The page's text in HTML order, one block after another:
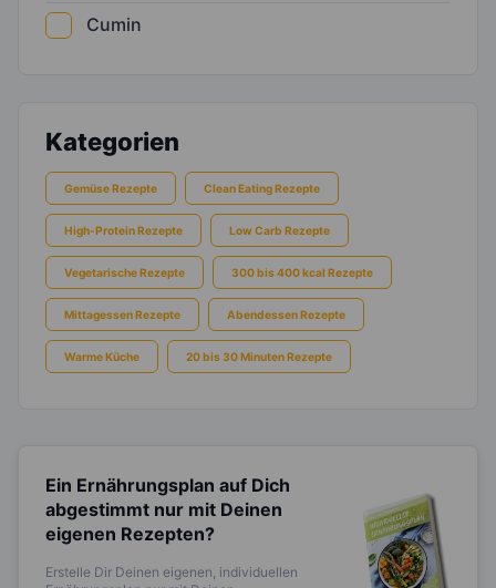
Cumin
Kategorien
Gemüse Rezepte Clean Eating Rezepte
High-Protein Rezepte Low Carb Rezepte
Vegetarische Rezepte 300 bis 400 kcal Rezepte
Mittagessen Rezepte Abendessen Rezepte
Warme Küche 20 bis 30 Minuten Rezepte
Ein Ernährungsplan auf Dich
abgestimmt nur mit Deinen
eigenen Rezepten?
Erstelle Dir Deinen eigenen, individuellen